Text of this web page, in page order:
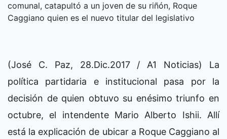
comunal, catapultó a un joven de su riñón, Roque
Caggiano quien es el nuevo titular del legislativo
(José C. Paz, 28.Dic.2017 / A1 Noticias) La
política partidaria e institucional pasa por la
decisión de quien obtuvo su enésimo triunfo en
octubre, el intendente Mario Alberto Ishii. Allí
está la explicación de ubicar a Roque Caggiano al